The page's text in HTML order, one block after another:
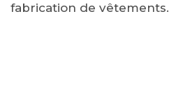
fabrication de vêtements.